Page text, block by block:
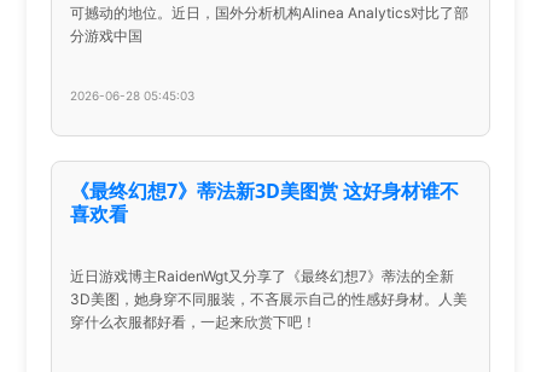
可撼动的地位。近日，国外分析机构Alinea Analytics对比了部
分游戏中国
2026-06-28 05:45:03
《最终幻想7》蒂法新3D美图赏 这好身材谁不
喜欢看
近日游戏博主RaidenWgt又分享了《最终幻想7》蒂法的全新
3D美图，她身穿不同服装，不吝展示自己的性感好身材。人美
穿什么衣服都好看，一起来欣赏下吧！